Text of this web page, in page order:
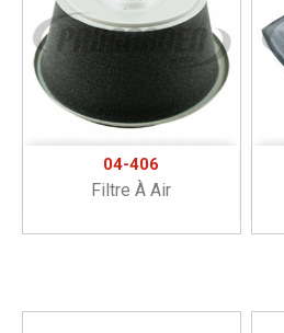
04-406
Filtre À Air